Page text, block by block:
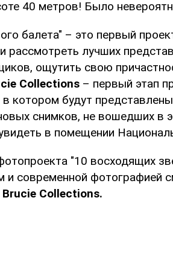
40 метров! Было
балета" – это первый
лучших
ощутить свою
Collections – первый этап
котором будут
снимков, не вошедших в
в помещении
"10 восходящих
и современной фотографией
Brucie Collections.